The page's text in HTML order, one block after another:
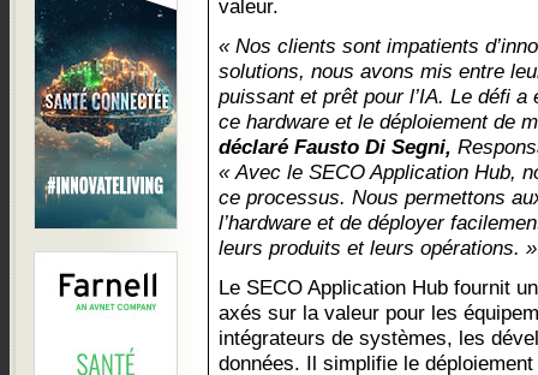
valeur.
« Nos clients sont impatients
solutions, nous avons mis entre
puissant et prêt pour l’IA. Le défi
ce hardware et le déploiement de
déclaré Fausto Di Segni,
« Avec le SECO Application Hub,
ce processus. Nous permettons
l’hardware et de déployer
leurs produits et leurs opérations. »
Le SECO Application Hub fournit
axés sur la valeur pour les
intégrateurs de systèmes, les
données. Il simplifie le